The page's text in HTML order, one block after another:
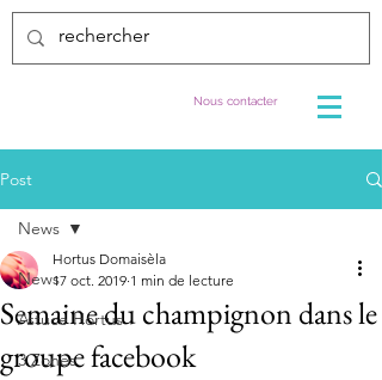
Nous contacter
Post
News
Astuce Hortus
3 Zones
News
Semaine du champignon dans le
groupe facebook
Hortus Domaisèla
17 oct. 2019 1 min de lecture